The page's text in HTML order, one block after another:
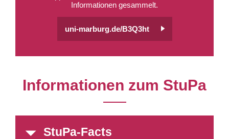
Informationen gesammelt.
uni-marburg.de/B3Q3ht
Informationen zum StuPa
StuPa-Facts